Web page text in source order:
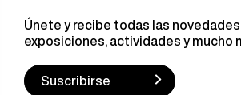
Únete y recibe todas las
exposiciones, actividades y mucho
Suscribirse